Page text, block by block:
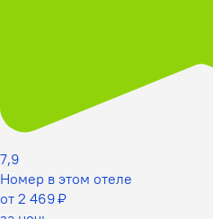
7,9
Номер в этом отеле
от 2 469 ₽